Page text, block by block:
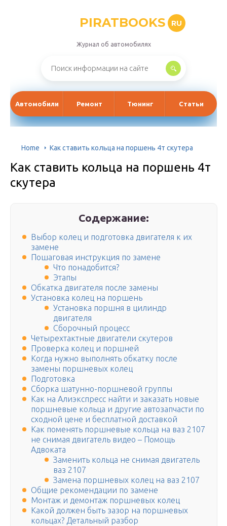
PIRATBOOKS RU
Журнал об автомобилях
Автомобили Ремонт Тюнинг Статьи
Home Как ставить кольца на поршень 4т скутера
Как ставить кольца на поршень 4т
скутера
Содержание:
Выбор колец и подготовка двигателя к их
замене
Пошаговая инструкция по замене
Что понадобится?
Этапы
Обкатка двигателя после замены
Установка колец на поршень
Установка поршня в цилиндр
двигателя
Сборочный процесс
Четырехтактные двигатели скутеров
Проверка колец и поршней
Когда нужно выполнять обкатку после
замены поршневых колец
Подготовка
Сборка шатунно-поршневой группы
Как на Алиэкспресс найти и заказать новые
поршневые кольца и другие автозапчасти по
сходной цене и бесплатной доставкой
Как поменять поршневые кольца на ваз 2107
не снимая двигатель видео – Помощь
Адвоката
Заменить кольца не снимая двигатель
ваз 2107
Замена поршневых колец на ваз 2107
Общие рекомендации по замене
Монтаж и демонтаж поршневых колец
Какой должен быть зазор на поршневых
кольцах? Детальный разбор